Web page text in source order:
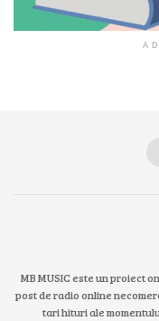
MB MUSIC este un proiect
post de radio online
tari hituri ale